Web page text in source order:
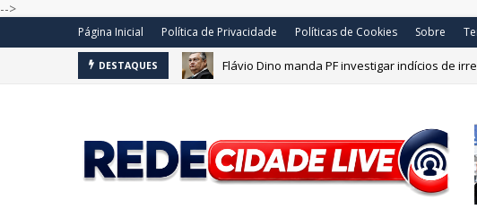
-->
Página Inicial Política de Privacidade Políticas de Cookies Sobre
DESTAQUES Flávio Dino manda PF investigar indícios de